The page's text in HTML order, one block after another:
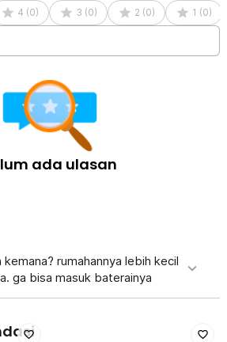
4 (0) 3 (0) 2 (0) 1 (0)
ada ulasan
rumahannya lebih kecil
ga bisa masuk baterainya